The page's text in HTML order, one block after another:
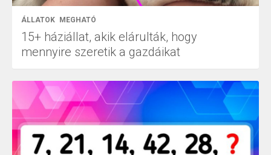
ÁLLATOK MEGHATÓ
15+ háziállat, akik elárulták, hogy
mennyire szeretik a gazdáikat